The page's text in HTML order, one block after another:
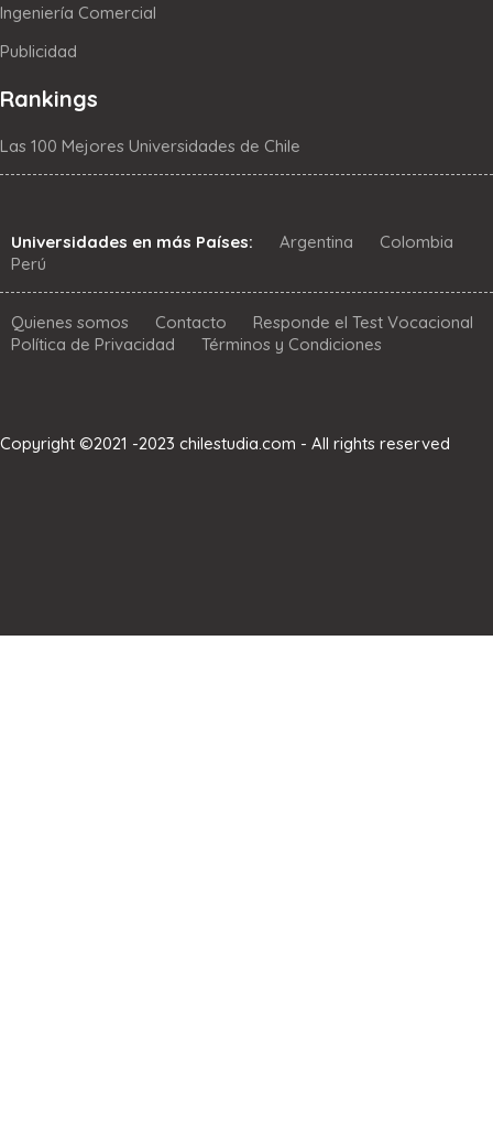
Ingeniería Comercial
Publicidad
Rankings
Las 100 Mejores Universidades de Chile
Universidades en más Países: Argentina
Colombia
Perú
Quienes somos Contacto
Responde el Test Vocacional
Política de Privacidad
Términos y Condiciones
Copyright ©2021 -2023 chilestudia.com - All rights reserved